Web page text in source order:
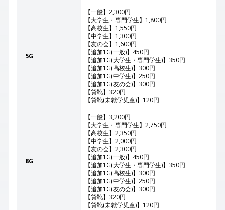
5G
【一般】2,300円
【大学生・専門学生】1,800円
【高校生】1,550円
【中学生】1,300円
【友の会】1,600円
【追加1G(一般)】450円
【追加1G(大学生・専門学生)】350円
【追加1G(高校生)】300円
【追加1G(中学生)】250円
【追加1G(友の会)】300円
【貸靴】320円
【貸靴(未就学児童)】120円
8G
【一般】3,200円
【大学生・専門学生】2,750円
【高校生】2,350円
【中学生】2,000円
【友の会】2,300円
【追加1G(一般)】450円
【追加1G(大学生・専門学生)】350円
【追加1G(高校生)】300円
【追加1G(中学生)】250円
【追加1G(友の会)】300円
【貸靴】320円
【貸靴(未就学児童)】120円